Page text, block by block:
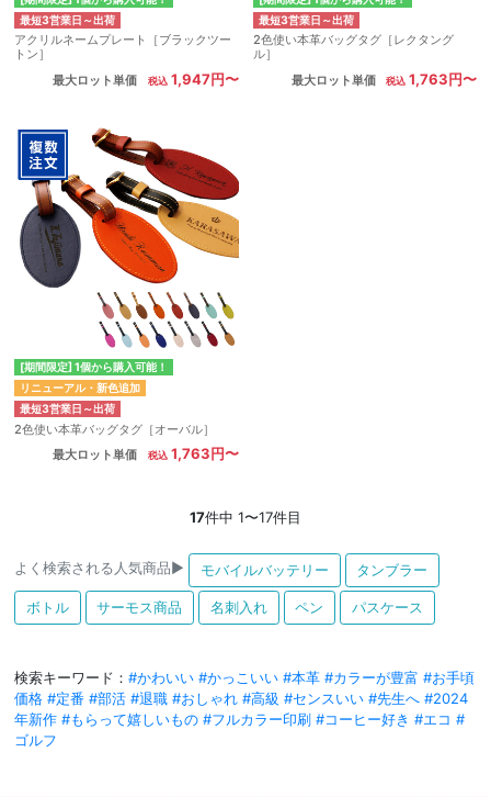
最短3営業日～出荷
アクリルネームプレート［ブラックツー
トン］
最大ロット単価
1,947円〜
最短3営業日～出荷
2色使い本革バッグタグ［レクタング
ル］
最大ロット単価
1,763円〜
[期間限定] 1個から購入可能！
リニューアル・新色追加
最短3営業日～出荷
2色使い本革バッグタグ［オーバル］
最大ロット単価
1,763円〜
17件中 1〜17件目
よく検索される人気商品▶ モバイルバッテリー タンブラー
ボトル サーモス商品 名刺入れ ペン パスケース
検索キーワード： #かわいい #かっこいい #本革 #カラーが豊富 #お手頃
価格 #定番 #部活 #退職 #おしゃれ #高級 #センスいい #先生へ #2024
年新作 #もらって嬉しいもの #フルカラー印刷 #コーヒー好き #エコ #
ゴルフ